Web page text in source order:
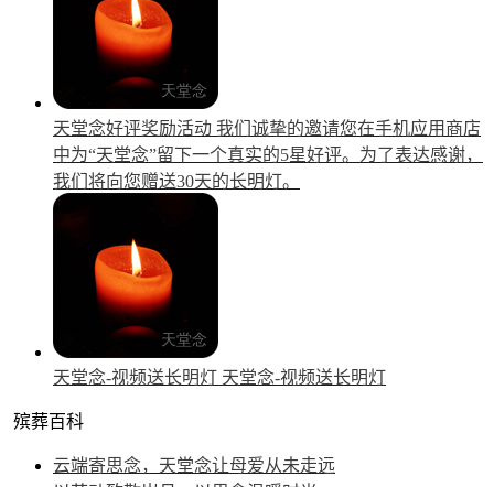
天堂念好评奖励活动 我们诚挚的邀请您在手机应用商店
中为“天堂念”留下一个真实的5星好评。为了表达感谢，
我们将向您赠送30天的长明灯。
天堂念-视频送长明灯 天堂念-视频送长明灯
殡葬百科
云端寄思念，天堂念让母爱从未走远